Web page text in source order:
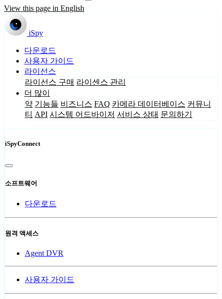
View this page in English
iSpy
다운로드
사용자 가이드
라이선스
라이선스 구매 라이센스 관리
더 많이
약 기능들 비즈니스 FAQ 카메라 데이터베이스 커뮤니
티 API 시스템 어드바이저 서비스 상태 문의하기
iSpyConnect
소프트웨어
다운로드
원격 액세스
Agent DVR
사용자 가이드